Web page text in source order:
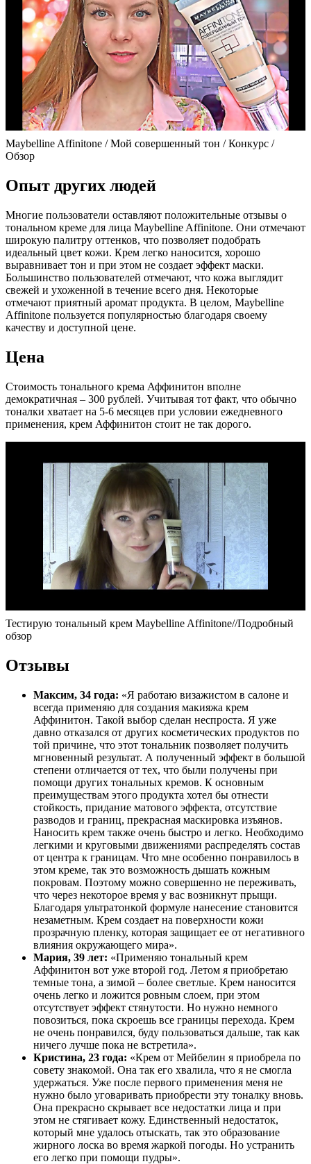
Maybelline Affinitone / Мой совершенный тон / Конкурс /
Обзор
Опыт других людей
Многие пользователи оставляют положительные отзывы о
тональном креме для лица Maybelline Affinitone. Они отмечают
широкую палитру оттенков, что позволяет подобрать
идеальный цвет кожи. Крем легко наносится, хорошо
выравнивает тон и при этом не создает эффект маски.
Большинство пользователей отмечают, что кожа выглядит
свежей и ухоженной в течение всего дня. Некоторые
отмечают приятный аромат продукта. В целом, Maybelline
Affinitone пользуется популярностью благодаря своему
качеству и доступной цене.
Цена
Стоимость тонального крема Аффинитон вполне
демократичная – 300 рублей. Учитывая тот факт, что обычно
тоналки хватает на 5-6 месяцев при условии ежедневного
применения, крем Аффинитон стоит не так дорого.
Тестирую тональный крем Maybelline Affinitone//Подробный
обзор
Отзывы
Максим, 34 года: «Я работаю визажистом в салоне и
всегда применяю для создания макияжа крем
Аффинитон. Такой выбор сделан неспроста. Я уже
давно отказался от других косметических продуктов по
той причине, что этот тональник позволяет получить
мгновенный результат. А полученный эффект в большой
степени отличается от тех, что были получены при
помощи других тональных кремов. К основным
преимуществам этого продукта хотел бы отнести
стойкость, придание матового эффекта, отсутствие
разводов и границ, прекрасная маскировка изъянов.
Наносить крем также очень быстро и легко. Необходимо
легкими и круговыми движениями распределять состав
от центра к границам. Что мне особенно понравилось в
этом креме, так это возможность дышать кожным
покровам. Поэтому можно совершенно не переживать,
что через некоторое время у вас возникнут прыщи.
Благодаря ультратонкой формуле нанесение становится
незаметным. Крем создает на поверхности кожи
прозрачную пленку, которая защищает ее от негативного
влияния окружающего мира».
Мария, 39 лет: «Применяю тональный крем
Аффинитон вот уже второй год. Летом я приобретаю
темные тона, а зимой – более светлые. Крем наносится
очень легко и ложится ровным слоем, при этом
отсутствует эффект стянутости. Но нужно немного
повозиться, пока скроешь все границы перехода. Крем
не очень понравился, буду пользоваться дальше, так как
ничего лучше пока не встретила».
Кристина, 23 года: «Крем от Мейбелин я приобрела по
совету знакомой. Она так его хвалила, что я не смогла
удержаться. Уже после первого применения меня не
нужно было уговаривать приобрести эту тоналку вновь.
Она прекрасно скрывает все недостатки лица и при
этом не стягивает кожу. Единственный недостаток,
который мне удалось отыскать, так это образование
жирного лоска во время жаркой погоды. Но устранить
его легко при помощи пудры».